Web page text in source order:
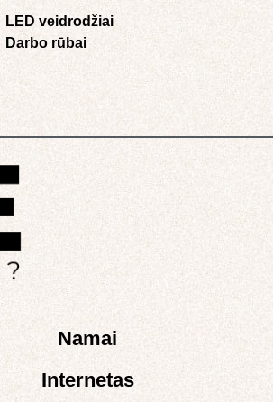
LED veidrodžiai
Darbo rūbai
Namai
Internetas